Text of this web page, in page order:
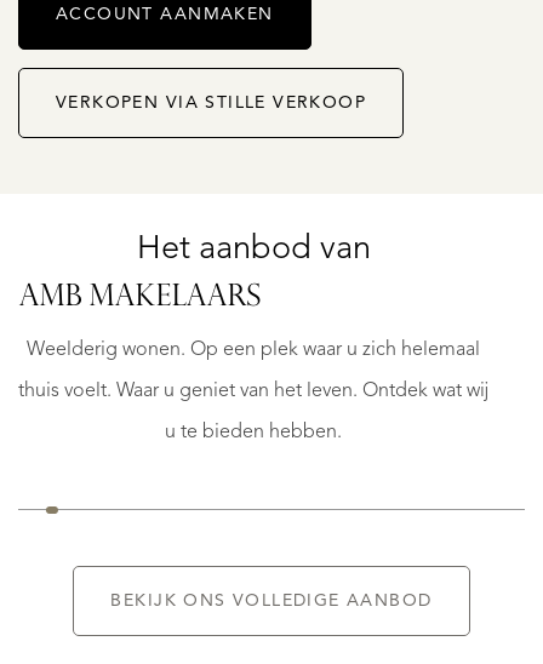
ACCOUNT AANMAKEN
VERKOPEN VIA STILLE VERKOOP
Het aanbod van
AMB MAKELAARS
Weelderig wonen. Op een plek waar u zich helemaal
thuis voelt. Waar u geniet van het leven. Ontdek wat wij
u te bieden hebben.
1.045.000
BEKIJK ONS VOLLEDIGE AANBOD